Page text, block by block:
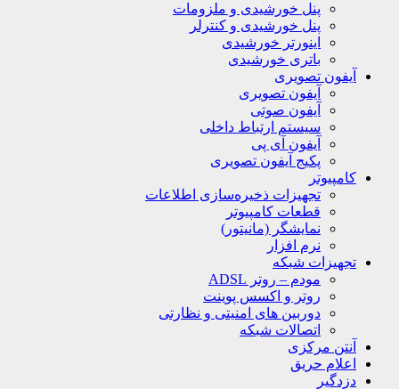
پنل خورشیدی و ملزومات
پنل خورشیدی و کنترلر
اینورتر خورشیدی
باتری خورشیدی
آیفون تصویری
آیفون تصویری
آیفون صوتی
سیستم ارتباط داخلی
آیفون آی پی
پکیج آیفون تصویری
کامپیوتر
تجهیزات ذخیره‌سازی اطلاعات
قطعات کامپیوتر
نمایشگر (مانیتور)
نرم افزار
تجهیزات شبکه
مودم – روتر ADSL
روتر و اکسس پوینت
دوربین های امنیتی و نظارتی
اتصالات شبکه
آنتن مرکزی
اعلام حریق
دزدگیر